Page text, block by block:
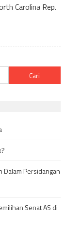
Carolina Rep.
untuk:
Dalam Persidangan
Senat AS di